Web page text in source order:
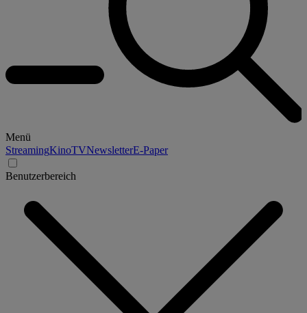
Menü
StreamingKinoTVNewsletterE-Paper
Benutzerbereich